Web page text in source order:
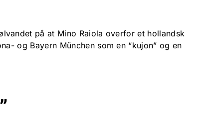
på at Mino Raiola overfor et hollandsk
og Bayern München som en “kujon” og en